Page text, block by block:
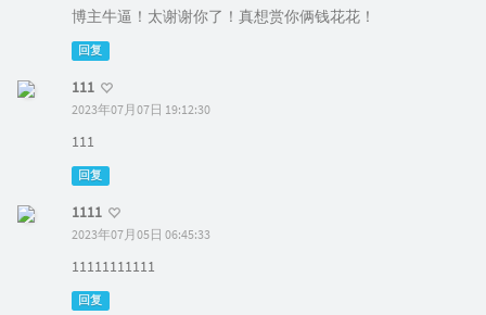
博主牛逼！太谢谢你了！真想赏你俩钱花花！
回复
111
2023年07月07日 19:12:30
111
回复
1111
2023年07月05日 06:45:33
11111111111
回复